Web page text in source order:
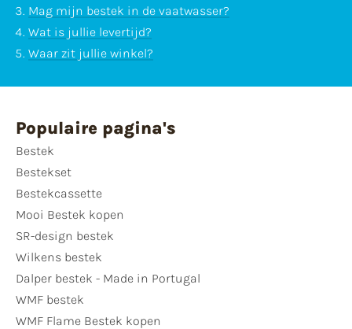
Mag mijn bestek in de vaatwasser?
Wat is jullie levertijd?
Waar zit jullie winkel?
Populaire pagina's
Bestek
Bestekset
Bestekcassette
Mooi Bestek kopen
SR-design bestek
Wilkens bestek
Dalper bestek - Made in Portugal
WMF bestek
WMF Flame Bestek kopen